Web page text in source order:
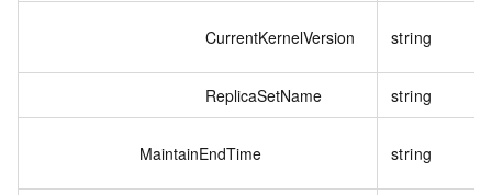
CurrentKernelVersion string
ReplicaSetName string
MaintainEndTime string